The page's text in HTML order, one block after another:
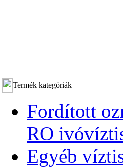
Termék kategóriák
Fordított
RO
Egyéb